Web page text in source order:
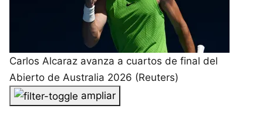
Carlos Alcaraz avanza a cuartos de final del
Abierto de Australia 2026 (Reuters)
ampliar